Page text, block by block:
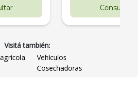
Consultar
Visitá también:
Vehículos
Cosechadoras